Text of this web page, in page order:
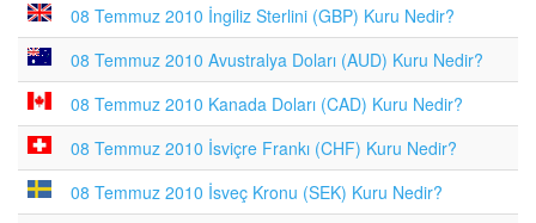
08 Temmuz 2010 İngiliz Sterlini (GBP) Kuru Nedir?
08 Temmuz 2010 Avustralya Doları (AUD) Kuru Nedir?
08 Temmuz 2010 Kanada Doları (CAD) Kuru Nedir?
08 Temmuz 2010 İsviçre Frankı (CHF) Kuru Nedir?
08 Temmuz 2010 İsveç Kronu (SEK) Kuru Nedir?